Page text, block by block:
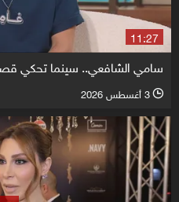
11:27
سامي الشافعي.. سينما تحكي
l 3 أغسطس 2026